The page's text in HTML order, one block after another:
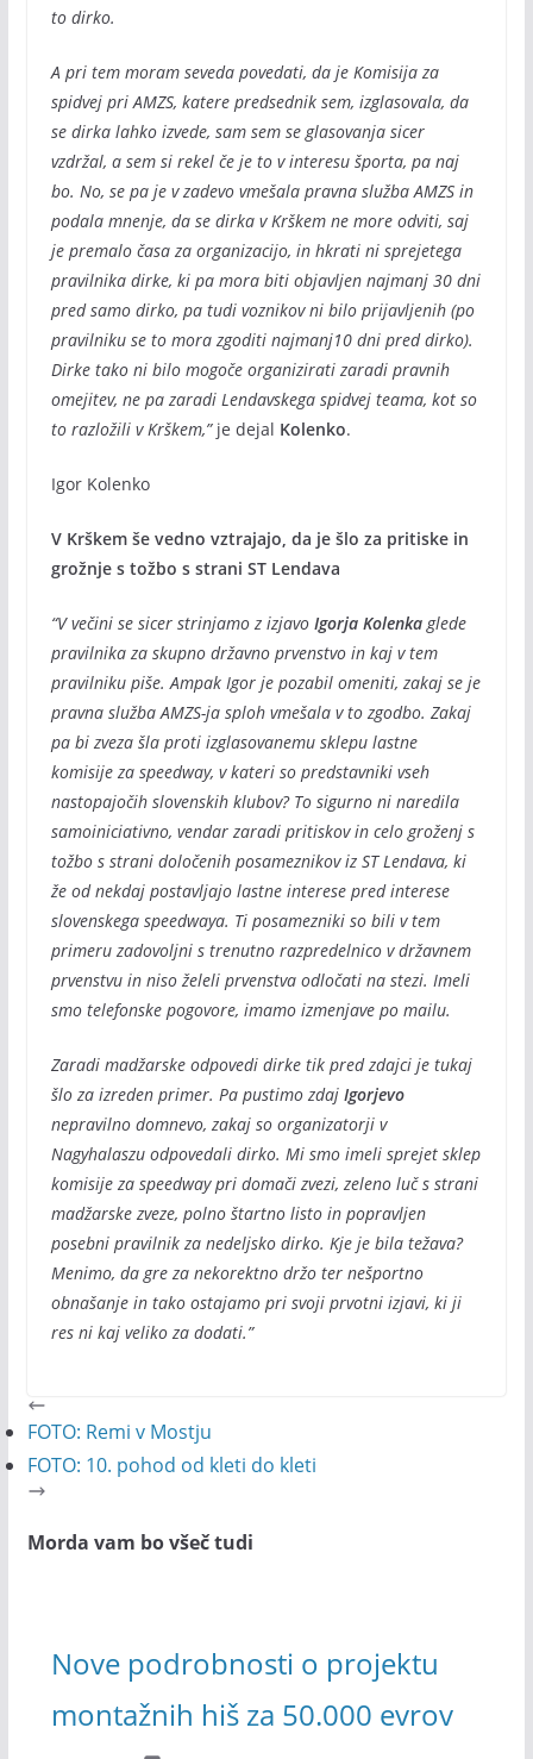
to dirko.
A pri tem moram seveda povedati, da je Komisija za
spidvej pri AMZS, katere predsednik sem, izglasovala, da
se dirka lahko izvede, sam sem se glasovanja sicer
vzdržal, a sem si rekel če je to v interesu športa, pa naj
bo. No, se pa je v zadevo vmešala pravna služba AMZS in
podala mnenje, da se dirka v Krškem ne more odviti, saj
je premalo časa za organizacijo, in hkrati ni sprejetega
pravilnika dirke, ki pa mora biti objavljen najmanj 30 dni
pred samo dirko, pa tudi voznikov ni bilo prijavljenih (po
pravilniku se to mora zgoditi najmanj10 dni pred dirko).
Dirke tako ni bilo mogoče organizirati zaradi pravnih
omejitev, ne pa zaradi Lendavskega spidvej teama, kot so
to razložili v Krškem,”je dejal Kolenko.
Igor Kolenko
V Krškem še vedno vztrajajo, da je šlo za pritiske in
grožnje s tožbo s strani ST Lendava
“V večini se sicer strinjamo z izjavo Igorja Kolenkaglede
pravilnika za skupno državno prvenstvo in kaj v tem
pravilniku piše. Ampak Igor je pozabil omeniti, zakaj se je
pravna služba AMZS-ja sploh vmešala v to zgodbo. Zakaj
pa bi zveza šla proti izglasovanemu sklepu lastne
komisije za speedway, v kateri so predstavniki vseh
nastopajočih slovenskih klubov? To sigurno ni naredila
samoiniciativno, vendar zaradi pritiskov in celo groženj s
tožbo s strani določenih posameznikov iz ST Lendava, ki
že od nekdaj postavljajo lastne interese pred interese
slovenskega speedwaya. Ti posamezniki so bili v tem
primeru zadovoljni s trenutno razpredelnico v državnem
prvenstvu in niso želeli prvenstva odločati na stezi. Imeli
smo telefonske pogovore, imamo izmenjave po mailu.
Zaradi madžarske odpovedi dirke tik pred zdajci je tukaj
šlo za izreden primer. Pa pustimo zdaj Igorjevo
nepravilno domnevo, zakaj so organizatorji v
Nagyhalaszu odpovedali dirko. Mi smo imeli sprejet sklep
komisije za speedway pri domači zvezi, zeleno luč s strani
madžarske zveze, polno štartno listo in popravljen
posebni pravilnik za nedeljsko dirko. Kje je bila težava?
Menimo, da gre za nekorektno držo ter nešportno
obnašanje in tako ostajamo pri svoji prvotni izjavi, ki ji
res ni kaj veliko za dodati.”
FOTO: Remi v Mostju
FOTO: 10. pohod od kleti do kleti
Morda vam bo všeč tudi
Nove podrobnosti o projektu
montažnih hiš za 50.000 evrov